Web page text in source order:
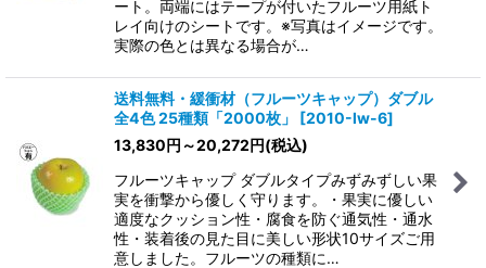
ート。両端にはテープが付いたフルーツ用紙ト
レイ向けのシートです。※写真はイメージです。
実際の色とは異なる場合が…
送料無料・緩衝材（フルーツキャップ）ダブル
全4色 25種類「2000枚」
[2010-lw-6]
13,830円 ～20,272円(税込)
フルーツキャップ ダブルタイプみずみずしい果
実を衝撃から優しく守ります。・果実に優しい
適度なクッション性・腐食を防ぐ通気性・通水
性・装着後の見た目に美しい形状10サイズご用
意しました。フルーツの種類に…